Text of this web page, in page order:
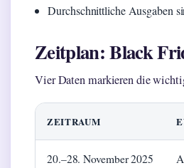
Durchschnittliche Ausgaben
Zeitplan: Black
Vier Daten markieren die
ZEITRAUM
20.–28. November 2025